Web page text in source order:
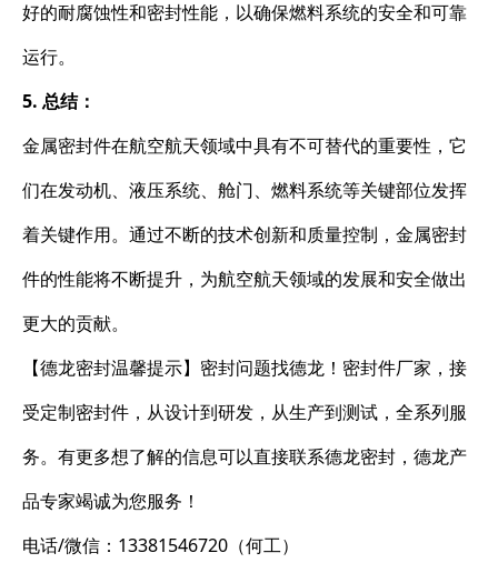
好的耐腐蚀性和密封性能，以确保燃料系统的安全和可靠
运行。
5. 总结：
金属密封件在航空航天领域中具有不可替代的重要性，它
们在发动机、液压系统、舱门、燃料系统等关键部位发挥
着关键作用。通过不断的技术创新和质量控制，金属密封
件的性能将不断提升，为航空航天领域的发展和安全做出
更大的贡献。
【德龙密封温馨提示】密封问题找德龙！密封件厂家，接
受定制密封件，从设计到研发，从生产到测试，全系列服
务。有更多想了解的信息可以直接联系德龙密封，德龙产
品专家竭诚为您服务！
电话/微信：13381546720（何工）